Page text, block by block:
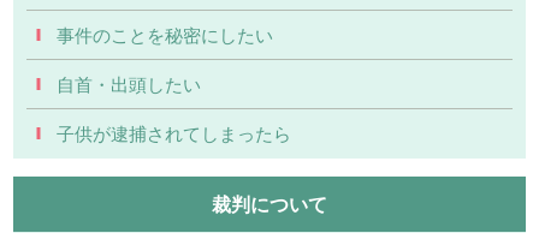
事件のことを秘密にしたい
自首・出頭したい
子供が逮捕されてしまったら
裁判について